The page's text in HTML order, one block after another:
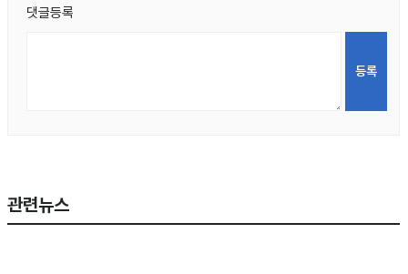
댓글등록
관련뉴스